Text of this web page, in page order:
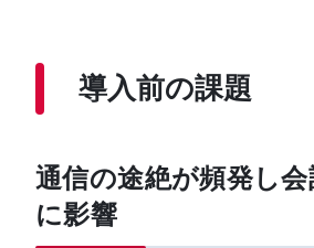
導入前の課題
通信の途絶が頻発し
に影響